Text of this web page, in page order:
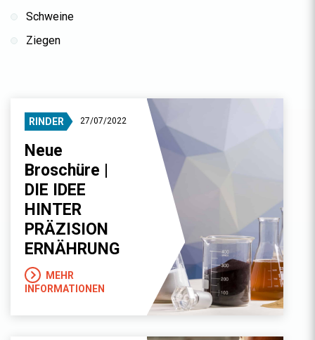
Schweine
Ziegen
RINDER 27/07/2022
Neue
Broschüre |
DIE IDEE
HINTER
PRÄZISION
ERNÄHRUNG
MEHR
INFORMATIONEN